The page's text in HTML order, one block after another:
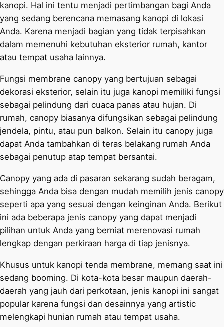
kanopi. Hal ini tentu menjadi pertimbangan bagi Anda
yang sedang berencana memasang kanopi di lokasi
Anda. Karena menjadi bagian yang tidak terpisahkan
dalam memenuhi kebutuhan eksterior rumah, kantor
atau tempat usaha lainnya.
Fungsi membrane canopy yang bertujuan sebagai
dekorasi eksterior, selain itu juga kanopi memiliki fungsi
sebagai pelindung dari cuaca panas atau hujan. Di
rumah, canopy biasanya difungsikan sebagai pelindung
jendela, pintu, atau pun balkon. Selain itu canopy juga
dapat Anda tambahkan di teras belakang rumah Anda
sebagai penutup atap tempat bersantai.
Canopy yang ada di pasaran sekarang sudah beragam,
sehingga Anda bisa dengan mudah memilih jenis canopy
seperti apa yang sesuai dengan keinginan Anda. Berikut
ini ada beberapa jenis canopy yang dapat menjadi
pilihan untuk Anda yang berniat merenovasi rumah
lengkap dengan perkiraan harga di tiap jenisnya.
Khusus untuk kanopi tenda membrane, memang saat ini
sedang booming. Di kota-kota besar maupun daerah-
daerah yang jauh dari perkotaan, jenis kanopi ini sangat
popular karena fungsi dan desainnya yang artistic
melengkapi hunian rumah atau tempat usaha.